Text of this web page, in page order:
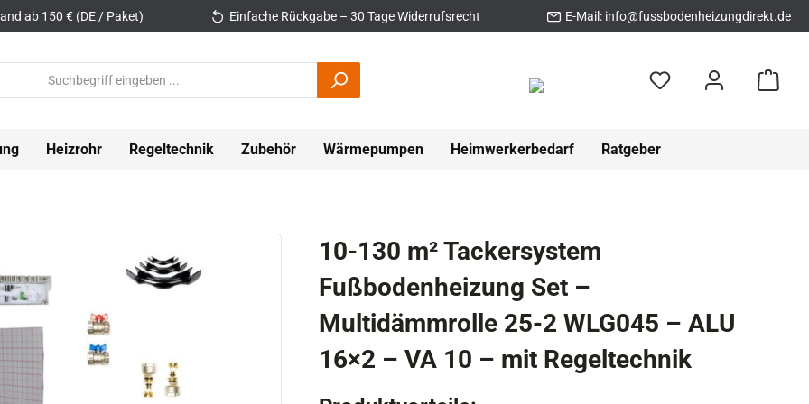
ab 150 € (DE / Paket) Einfache Rückgabe – 30 Tage Widerrufsrecht E-Mail: info@fussbodenheizungdirekt.de
Heizrohr Regeltechnik Zubehör Wärmepumpen Heimwerkerbedarf Ratgeber
10-130 m² Tackersystem
Fußbodenheizung Set –
Multidämmrolle 25-2 WLG045 – ALU
16×2 – VA 10 – mit Regeltechnik